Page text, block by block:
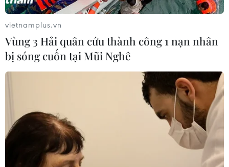
EU khẳng định sẽ không tái đàm phán với
vietnamplus.vn
Vùng 3 Hải quân cứu thành công 1 nạn nhân
bị sóng cuốn tại Mũi Nghê